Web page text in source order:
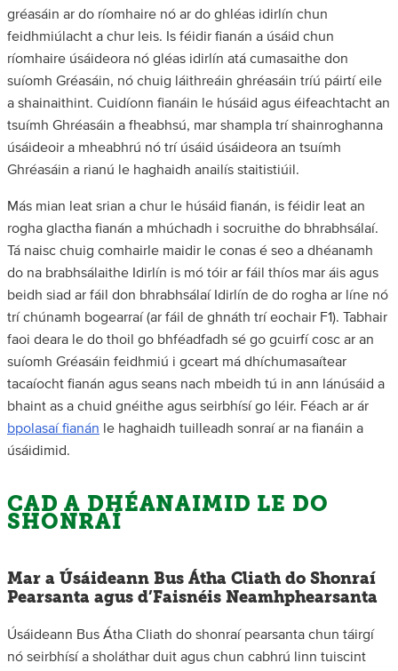
gréasáin ar do ríomhaire nó ar do ghléas idirlín chun
feidhmiúlacht a chur leis. Is féidir fianán a úsáid chun
ríomhaire úsáideora nó gléas idirlín atá cumasaithe don
suíomh Gréasáin, nó chuig láithreáin ghréasáin tríú páirtí eile
a shainaithint. Cuidíonn fianáin le húsáid agus éifeachtacht an
tsuímh Ghréasáin a fheabhsú, mar shampla trí shainroghanna
úsáideoir a mheabhrú nó trí úsáid úsáideora an tsuímh
Ghréasáin a rianú le haghaidh anailís staitistiúil.
Más mian leat srian a chur le húsáid fianán, is féidir leat an
rogha glactha fianán a mhúchadh i socruithe do bhrabhsálaí.
Tá naisc chuig comhairle maidir le conas é seo a dhéanamh
do na brabhsálaithe Idirlín is mó tóir ar fáil thíos mar áis agus
beidh siad ar fáil don bhrabhsálaí Idirlín de do rogha ar líne nó
trí chúnamh bogearraí (ar fáil de ghnáth trí eochair F1). Tabhair
faoi deara le do thoil go bhféadfadh sé go gcuirfí cosc ar an
suíomh Gréasáin feidhmiú i gceart má dhíchumasaítear
tacaíocht fianán agus seans nach mbeidh tú in ann lánúsáid a
bhaint as a chuid gnéithe agus seirbhísí go léir. Féach ar ár
bpolasaí fianán le haghaidh tuilleadh sonraí ar na fianáin a
úsáidimid.
CAD A DHÉANAIMID LE DO
SHONRAÍ
Mar a Úsáideann Bus Átha Cliath do Shonraí
Pearsanta agus d’Faisnéis Neamhphearsanta
Úsáideann Bus Átha Cliath do shonraí pearsanta chun táirgí
nó seirbhísí a sholáthar duit agus chun cabhrú linn tuiscint